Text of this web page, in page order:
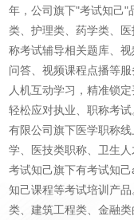
年，公司旗下"考试知己"
类、护理类、药学类、
称考试辅导相关题库、
问答、视频课程点播等
人机互动学习，精准锁
轻松应对执业、职称考
有限公司旗下医学职称
学、医技类职称、卫生
考试知己旗下有考试知
知己课程等考试培训产
类、建筑工程类、金融